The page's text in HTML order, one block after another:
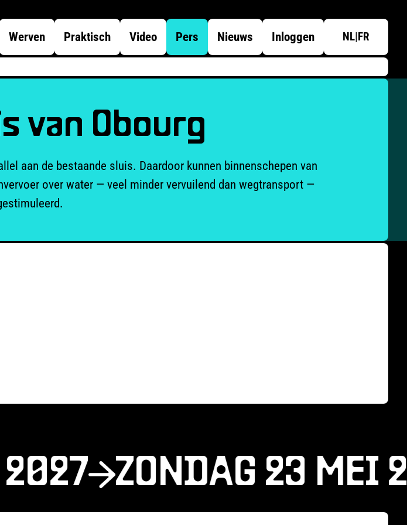
Werven Praktisch Video Pers Nieuws Inloggen NL|FR
van Obourg
aan de bestaande sluis. Daardoor kunnen binnenschepen van
over water — veel minder vervuilend dan wegtransport —
ZONDAG 23 MEI